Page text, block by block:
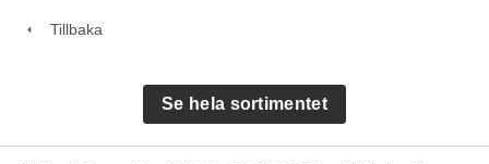
Tillbaka
Se hela sortimentet